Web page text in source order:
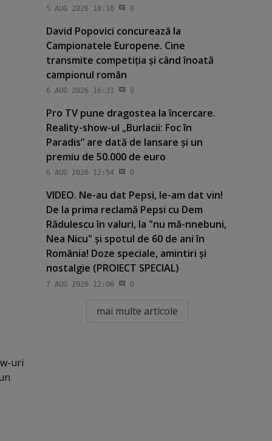
uri
5 AUG 2026 18:16 0
David Popovici concurează la
Campionatele Europene. Cine
transmite competiţia şi când înoată
campionul român
6 AUG 2026 16:31 0
Pro TV pune dragostea la încercare.
Reality-show-ul „Burlacii: Foc în
Paradis” are dată de lansare şi un
premiu de 50.000 de euro
6 AUG 2026 12:54 0
VIDEO. Ne-au dat Pepsi, le-am dat vin!
De la prima reclamă Pepsi cu Dem
Rădulescu în valuri, la "nu mă-nnebuni,
Nea Nicu" şi spotul de 60 de ani în
România! Doze speciale, amintiri şi
nostalgie (PROIECT SPECIAL)
7 AUG 2026 12:06 0
mai multe articole